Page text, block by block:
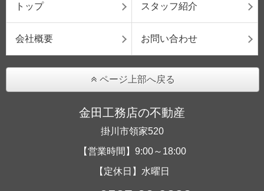
トップ スタッフ紹介
会社概要 お問い合わせ
ページ上部へ戻る
金田工務店の不動産
掛川市領家520
【営業時間】9:00～18:00
【定休日】水曜日